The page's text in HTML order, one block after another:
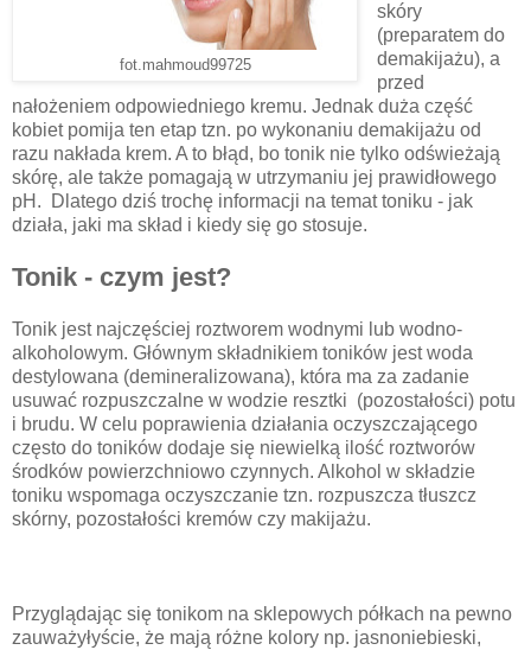
fot.mahmoud99725
skóry
(preparatem do
demakijażu), a
przed
nałożeniem odpowiedniego kremu. Jednak duża część
kobiet pomija ten etap tzn. po wykonaniu demakijażu od
razu nakłada krem. A to błąd, bo tonik nie tylko odświeżają
skórę, ale także pomagają w utrzymaniu jej prawidłowego
pH. Dlatego dziś trochę informacji na temat toniku - jak
działa, jaki ma skład i kiedy się go stosuje.
Tonik - czym jest?
Tonik jest najczęściej roztworem wodnymi lub wodno-
alkoholowym. Głównym składnikiem toników jest woda
destylowana (demineralizowana), która ma za zadanie
usuwać rozpuszczalne w wodzie resztki (pozostałości) potu
i brudu. W celu poprawienia działania oczyszczającego
często do toników dodaje się niewielką ilość roztworów
środków powierzchniowo czynnych. Alkohol w składzie
toniku wspomaga oczyszczanie tzn. rozpuszcza tłuszcz
skórny, pozostałości kremów czy makijażu.
Przyglądając się tonikom na sklepowych półkach na pewno
zauważyłyście, że mają różne kolory np. jasnoniebieski,